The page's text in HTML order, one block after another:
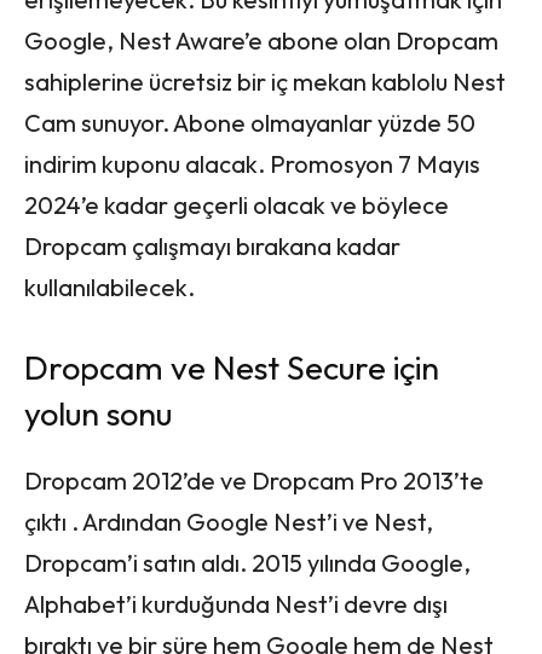
Google, Nest Aware’e abone olan Dropcam
sahiplerine ücretsiz bir iç mekan kablolu Nest
Cam sunuyor. Abone olmayanlar yüzde 50
indirim kuponu alacak. Promosyon 7 Mayıs
2024’e kadar geçerli olacak ve böylece
Dropcam çalışmayı bırakana kadar
kullanılabilecek.
Dropcam ve Nest Secure için
yolun sonu
Dropcam 2012’de ve Dropcam Pro 2013’te
çıktı . Ardından Google Nest’i ve Nest,
Dropcam’i satın aldı. 2015 yılında Google,
Alphabet’i kurduğunda Nest’i devre dışı
bıraktı ve bir süre hem Google hem de Nest